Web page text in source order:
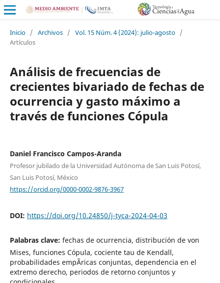
Inicio / Archivos / Vol. 15 Núm. 4 (2024): julio-agosto /
Artículos
Análisis de frecuencias de
crecientes bivariado de fechas de
ocurrencia y gasto máximo a
través de funciones Cópula
Daniel Francisco Campos-Aranda
Profesor jubilado de la Universidad Autónoma de San Luis Potosí,
San Luis Potosí, México
https://orcid.org/0000-0002-9876-3967
DOI: https://doi.org/10.24850/j-tyca-2024-04-03
Palabras clave: fechas de ocurrencia, distribución de von
Mises, funciones Cópula, cociente tau de Kendall,
probabilidades empÃ­ricas conjuntas, dependencia en el
extremo derecho, periodos de retorno conjuntos y